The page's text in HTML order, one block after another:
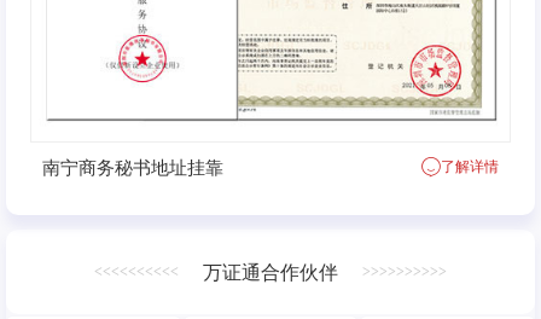
南宁商务秘书地址挂靠 了解详情
<<<<<<<<<< 万证通合作伙伴 >>>>>>>>>>